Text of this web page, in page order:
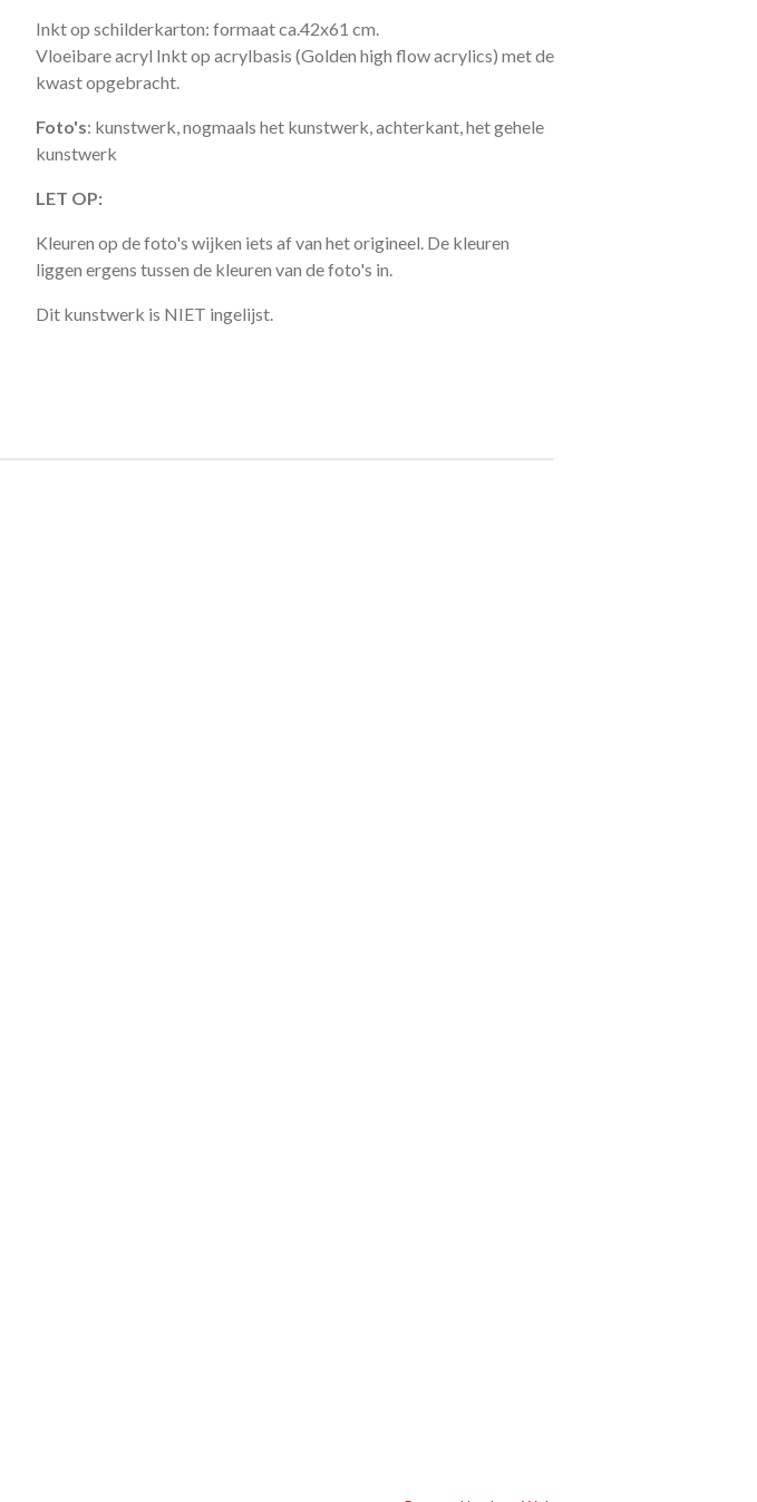
Inkt op schilderkarton: formaat ca.42x61 cm.
Vloeibare acryl Inkt op acrylbasis (Golden high flow acrylics) met de
kwast opgebracht.
Foto's: kunstwerk, nogmaals het kunstwerk, achterkant, het gehele
kunstwerk
LET OP:
Kleuren op de foto's wijken iets af van het origineel. De kleuren
liggen ergens tussen de kleuren van de foto's in.
Dit kunstwerk is NIET ingelijst.